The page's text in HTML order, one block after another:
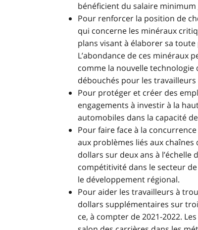
bénéficient du salaire minimum
Pour renforcer la position de
qui concerne les minéraux
plans visant à élaborer sa
L’abondance de ces minéraux
comme la nouvelle technologie
débouchés pour les travailleurs
Pour protéger et créer des
engagements à investir à la
automobiles dans la capacité
Pour faire face à la
aux problèmes liés aux
dollars sur deux ans à
compétitivité dans le secteur
le développement régional.
Pour aider les travailleurs à
dollars supplémentaires sur
ce, à compter de 2021-2022.